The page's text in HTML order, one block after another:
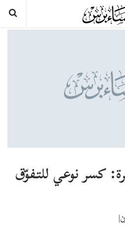
كسر نوعي للتـفوّق